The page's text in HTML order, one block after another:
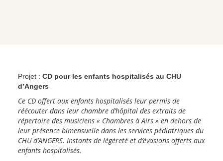
Projet : CD pour les enfants hospitalisés au CHU
d’Angers
Ce CD offert aux enfants hospitalisés leur permis de
réécouter dans leur chambre d’hôpital des extraits de
répertoire des musiciens « Chambres à Airs » en dehors de
leur présence bimensuelle dans les services pédiatriques du
CHU d’ANGERS. Instants de légèreté et d’évasions offerts aux
enfants hospitalisés.